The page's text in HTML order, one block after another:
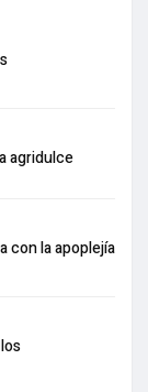
agridulce
con la apoplejía